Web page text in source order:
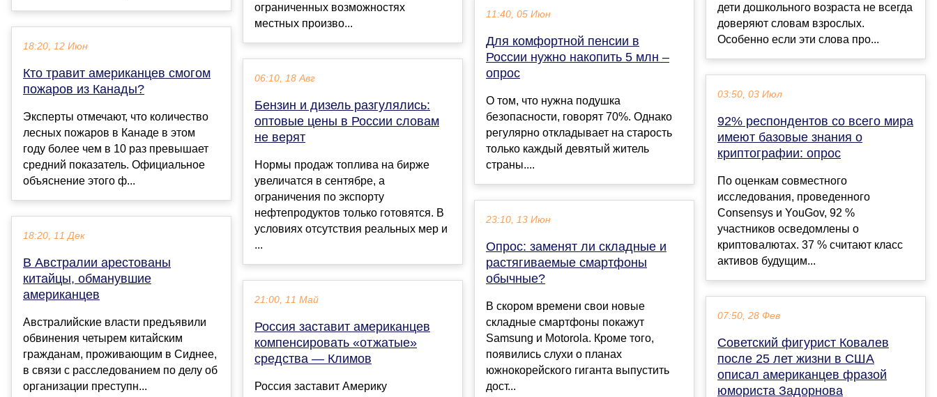
18:20, 12 Июн
Кто травит американцев смогом
пожаров из Канады?
Эксперты отмечают, что количество
лесных пожаров в Канаде в этом
году более чем в 10 раз превышает
средний показатель. Официальное
объяснение этого ф...
18:20, 11 Дек
В Австралии арестованы
китайцы, обманувшие
американцев
Австралийские власти предъявили
обвинения четырем китайским
гражданам, проживающим в Сиднее,
в связи с расследованием по делу об
организации преступн...
ограниченных возможностях
местных произво...
06:10, 18 Авг
Бензин и дизель разгулялись:
оптовые цены в России словам
не верят
Нормы продаж топлива на бирже
увеличатся в сентябре, а
ограничения по экспорту
нефтепродуктов только готовятся. В
условиях отсутствия реальных мер и
...
21:00, 11 Май
Россия заставит американцев
компенсировать «отжатые»
средства — Климов
Россия заставит Америку
11:40, 05 Июн
Для комфортной пенсии в
России нужно накопить 5 млн –
опрос
О том, что нужна подушка
безопасности, говорят 70%. Однако
регулярно откладывает на старость
только каждый девятый житель
страны....
23:10, 13 Июн
Опрос: заменят ли складные и
растягиваемые смартфоны
обычные?
В скором времени свои новые
складные смартфоны покажут
Samsung и Motorola. Кроме того,
появились слухи о планах
южнокорейского гиганта выпустить
дост...
дети дошкольного возраста не всегда
доверяют словам взрослых.
Особенно если эти слова про...
03:50, 03 Июл
92% респондентов со всего мира
имеют базовые знания о
криптографии: опрос
По оценкам совместного
исследования, проведенного
Consensys и YouGov, 92 %
участников осведомлены о
криптовалютах. 37 % считают класс
активов будущим...
07:50, 28 Фев
Советский фигурист Ковалев
после 25 лет жизни в США
описал американцев фразой
юмориста Задорнова